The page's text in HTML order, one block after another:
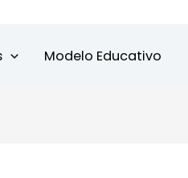
Modelo Educativo